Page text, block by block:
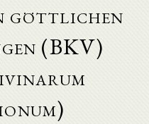
göttlichen
(BKV)